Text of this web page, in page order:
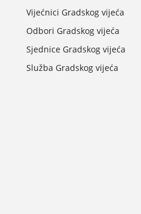
Vijećnici Gradskog vijeća
Odbori Gradskog vijeća
Sjednice Gradskog vijeća
Služba Gradskog vijeća